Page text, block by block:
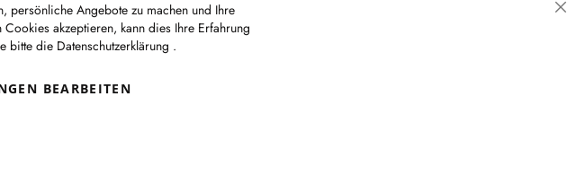
Route
| Barrierefreiheit
persönliche Angebote zu machen und Ihre
akzeptieren, kann dies Ihre Erfahrung
bitte die Datenschutzerklärung .
BEARBEITEN